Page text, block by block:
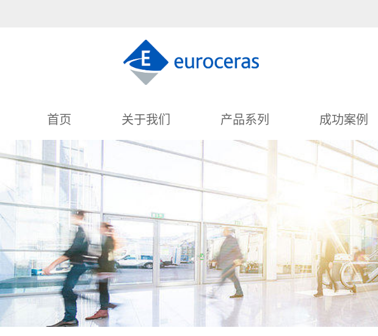
首页 关于我们 产品系列 成功案例